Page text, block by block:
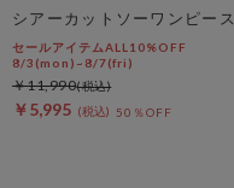
シアーカットソーワンピース
セールアイテムALL10%OFF
8/3(mon)~8/7(fri)
￥5,995 50％OFF
￥11,990